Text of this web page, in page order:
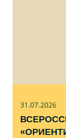
31.07.2026